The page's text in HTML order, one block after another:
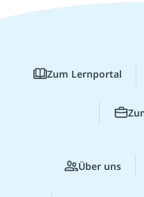
Zum Lernportal
Über uns